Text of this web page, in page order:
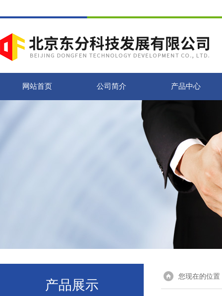
网站首页 公司简介 产品中心
产品展示
您现在的位置